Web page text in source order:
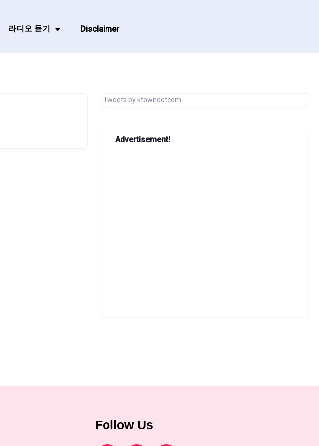
라디오 듣기 Disclaimer
Tweets by ktowndotcom
Advertisement!
Follow Us